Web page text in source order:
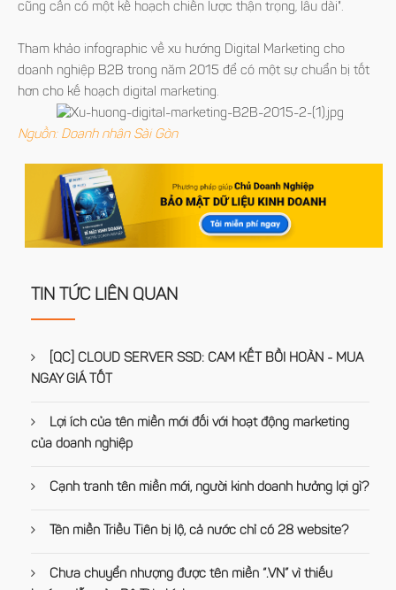
cũng cần có một kế hoạch chiến lược thận trọng, lâu dài".
Tham khảo infographic về xu hướng Digital Marketing cho
doanh nghiệp B2B trong năm 2015 để có một sự chuẩn bị tốt
hơn cho kế hoạch digital marketing.
Nguồn: Doanh nhân Sài Gòn
TIN TỨC LIÊN QUAN
[QC] CLOUD SERVER SSD: CAM KẾT BỒI HOÀN - MUA
NGAY GIÁ TỐT
Lợi ích của tên miền mới đối với hoạt động marketing
của doanh nghiệp
Cạnh tranh tên miền mới, người kinh doanh hưởng lợi gì?
Tên miền Triều Tiên bị lộ, cả nước chỉ có 28 website?
Chưa chuyển nhượng được tên miền “.VN” vì thiếu